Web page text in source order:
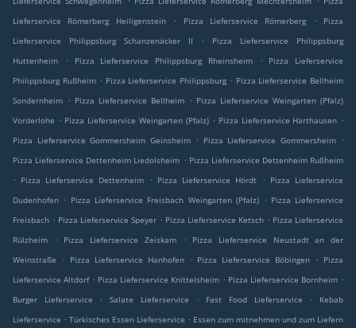
Lieferservice Römerberg Heiligenstein
. Pizza Lieferservice Römerberg .
Pizza
Lieferservice Philippsburg Schanzenäcker II
.
Pizza Lieferservice Philippsburg
Huttenheim
. Pizza Lieferservice Philippsburg Rheinsheim .
Pizza Lieferservice
Philippsburg Rußheim . Pizza Lieferservice Philippsburg . Pizza Lieferservice Bellheim
Sondernheim . Pizza Lieferservice Bellheim . Pizza Lieferservice Weingarten (Pfalz)
Vorderlohe . Pizza Lieferservice Weingarten (Pfalz) . Pizza Lieferservice Harthausen .
Pizza Lieferservice Gommersheim Geinsheim
. Pizza Lieferservice Gommersheim
.
Pizza Lieferservice Dettenheim Liedolsheim . Pizza Lieferservice Dettenheim Rußheim
. Pizza Lieferservice Dettenheim . Pizza Lieferservice Hördt . Pizza Lieferservice
Dudenhofen . Pizza Lieferservice Freisbach Weingarten (Pfalz) . Pizza Lieferservice
Freisbach . Pizza Lieferservice Speyer . Pizza Lieferservice Ketsch . Pizza Lieferservice
Rülzheim
. Pizza Lieferservice Zeiskam .
Pizza Lieferservice Neustadt an der
Weinstraße
. Pizza Lieferservice Hanhofen . Pizza Lieferservice Böbingen . Pizza
Lieferservice Altdorf . Pizza Lieferservice Knittelsheim . Pizza Lieferservice Bornheim .
Burger Lieferservice
. Salate Lieferservice . Fast Food Lieferservice .
Kebab
Lieferservice . Türkisches Essen Lieferservice . Essen zum mitnehmen und zum Liefern